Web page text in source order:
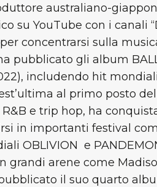
australiano-
su YouTube con i canali
concentrarsi sulla
pubblicato gli album
includendo hit
al primo posto
e trip hop, ha
in importanti festival
OBLIVION e
grandi arene come
il suo quarto